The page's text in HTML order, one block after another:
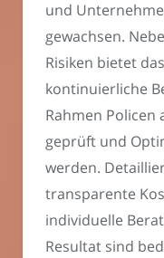
und
gewachsen.
Risiken bietet
kontinuierliche
Rahmen Policen
geprüft und
werden.
transparente
individuelle
Resultat sind